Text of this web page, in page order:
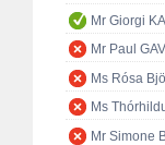
Mr Giorgi
Mr Paul
Ms Rósa
Ms
Mr Simone